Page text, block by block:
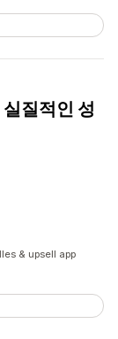
질적인 성
& upsell app